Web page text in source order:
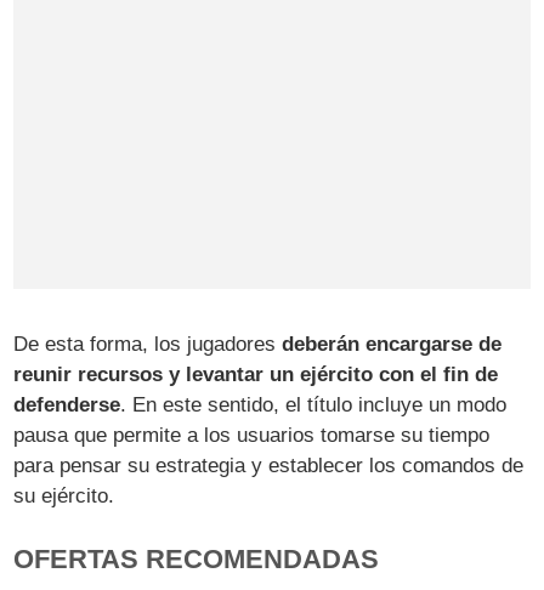
De esta forma, los jugadoresdeberán encargarse de
reunir recursos y levantar un ejército con el fin de
defenderse. En este sentido, el título incluye un modo
pausa que permite a los usuarios tomarse su tiempo
para pensar su estrategia y establecer los comandos de
su ejército.
OFERTAS RECOMENDADAS